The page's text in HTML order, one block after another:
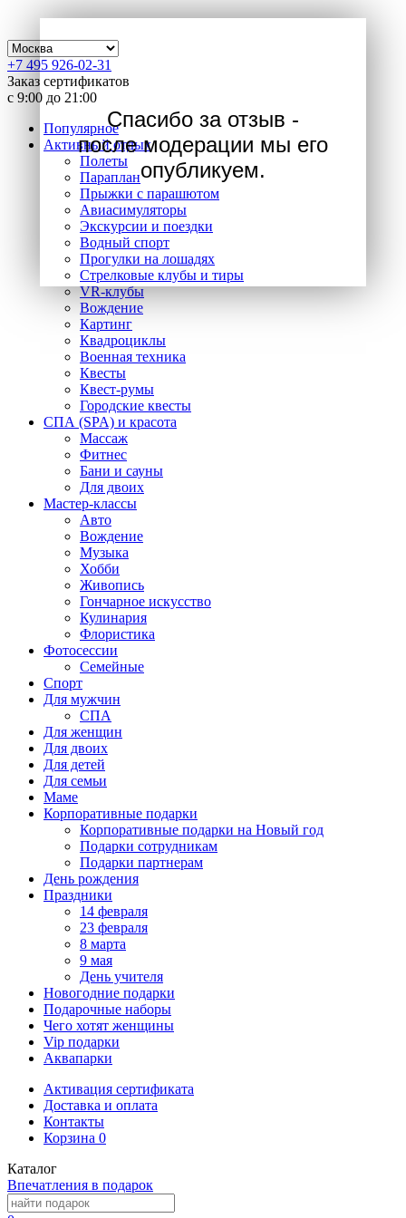
АКЦИЯ Скидка 20% на полёт на авиатренажерах
+7 495 926-02-31
Заказ сертификатов
с 9:00 до 21:00
Популярное
Активный отдых
Полеты
Параплан
Прыжки с парашютом
Авиасимуляторы
Экскурсии и поездки
Водный спорт
Прогулки на лошадях
Стрелковые клубы и тиры
VR-клубы
Вождение
Картинг
Квадроциклы
Военная техника
Квесты
Квест-румы
Городские квесты
СПА (SPA) и красота
Массаж
Фитнес
Бани и сауны
Для двоих
Мастер-классы
Авто
Вождение
Музыка
Хобби
Живопись
Гончарное искусство
Кулинария
Флористика
Фотосессии
Семейные
Спорт
Для мужчин
СПА
Для женщин
Для двоих
Для детей
Для семьи
Маме
Корпоративные подарки
Корпоративные подарки на Новый год
Подарки сотрудникам
Подарки партнерам
День рождения
Праздники
14 февраля
23 февраля
8 марта
9 мая
День учителя
Новогодние подарки
Подарочные наборы
Чего хотят женщины
Vip подарки
Аквапарки
Активация сертификата
Доставка и оплата
Контакты
Корзина 0
Каталог
Впечатления в подарок
Cпасибо за отзыв -
после модерации мы его
опубликуем.